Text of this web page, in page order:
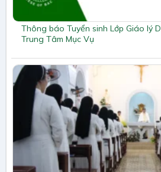
Thông báo Tuyển sinh Lớp Giáo lý
Trung Tâm Mục Vụ